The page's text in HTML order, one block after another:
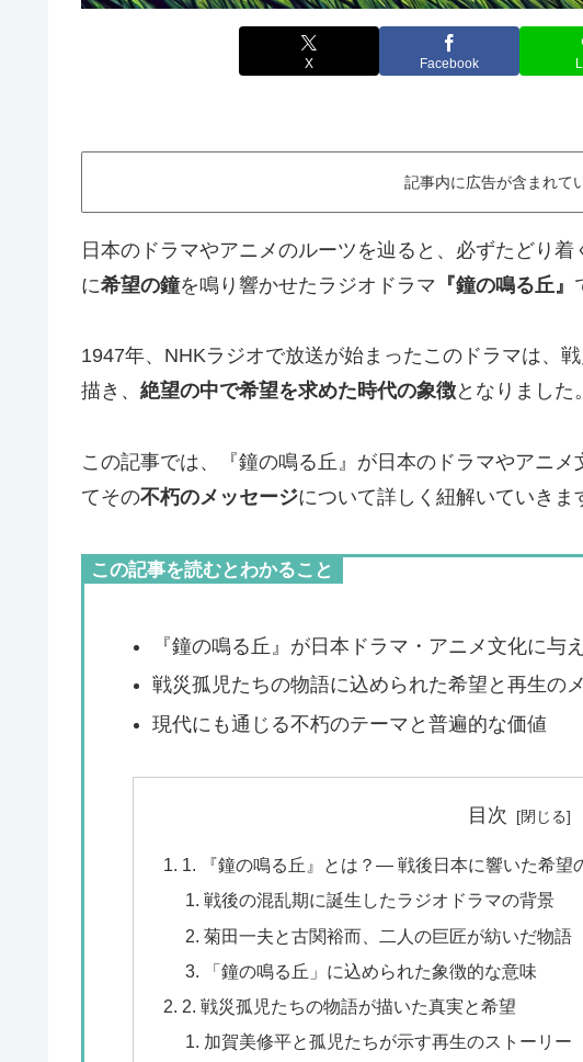
X Facebook
記事内に広告が含まれて
日本のドラマやアニメのルーツを辿ると、必ずたどり
に希望の鐘を鳴り響かせたラジオドラマ 『鐘の鳴る丘』
1947年、NHKラジオで放送が始まったこのドラマは、
描き、 絶望の中で希望を求めた時代の象徴となりました。
この記事では、『鐘の鳴る丘』が日本のドラマやアニ
てその不朽のメッセージについて詳しく紐解いていきま
この記事を読むとわかること
『鐘の鳴る丘』が日本ドラマ・アニメ文化に与
戦災孤児たちの物語に込められた希望と再生の
現代にも通じる不朽のテーマと普遍的な価値
目次
1. 『鐘の鳴る丘』とは？— 戦後日本に響いた希望
戦後の混乱期に誕生したラジオドラマの背景
菊田一夫と古関裕而、二人の巨匠が紡いだ物語
「鐘の鳴る丘」に込められた象徴的な意味
2. 戦災孤児たちの物語が描いた真実と希望
加賀美修平と孤児たちが示す再生のストーリー